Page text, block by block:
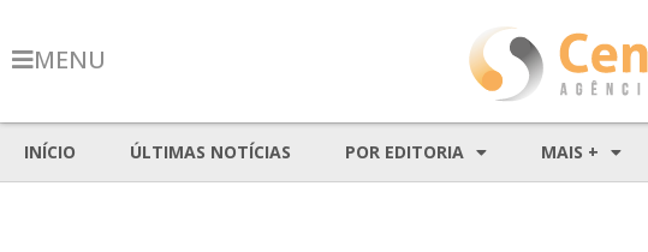
MENU
INÍCIO ÚLTIMAS NOTÍCIAS POR EDITORIA MAIS +